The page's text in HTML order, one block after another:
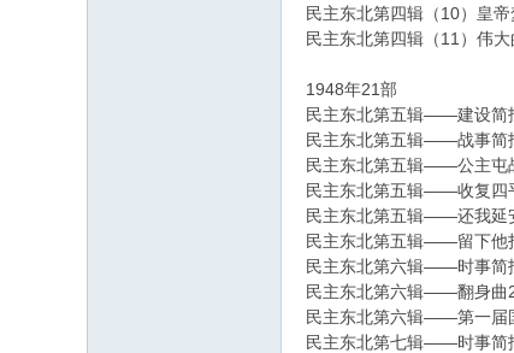
民主东北第四辑（10）皇
民主东北第四辑（11）伟
1948年21部
民主东北第五辑——建设简
民主东北第五辑——战事简
民主东北第五辑——公主屯
民主东北第五辑——收复四
民主东北第五辑——还我延
民主东北第五辑——留下他
民主东北第六辑——时事简
民主东北第六辑——翻身曲
民主东北第六辑——第一届
民主东北第七辑——时事简